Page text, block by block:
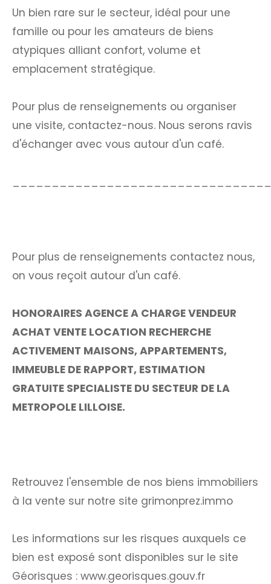
Un bien rare sur le secteur, idéal pour une
famille ou pour les amateurs de biens
atypiques alliant confort, volume et
emplacement stratégique.
Pour plus de renseignements ou organiser
une visite, contactez-nous. Nous serons ravis
d'échanger avec vous autour d'un café.
Pour plus de renseignements contactez nous,
on vous reçoit autour d'un café.
HONORAIRES AGENCE A CHARGE VENDEUR
ACHAT VENTE LOCATION RECHERCHE
ACTIVEMENT MAISONS, APPARTEMENTS,
IMMEUBLE DE RAPPORT, ESTIMATION
GRATUITE SPECIALISTE DU SECTEUR DE LA
METROPOLE LILLOISE.
Retrouvez l'ensemble de nos biens immobiliers
à la vente sur notre site grimonprez.immo
Les informations sur les risques auxquels ce
bien est exposé sont disponibles sur le site
Géorisques : www.georisques.gouv.fr